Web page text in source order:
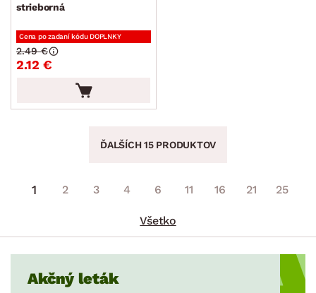
strieborná
Cena po zadaní kódu DOPLNKY
2.12 €
2.49 €
ĎALŠÍCH 15 PRODUKTOV
1 2 3 4 6 11 16 21 25
Všetko
Akčný leták